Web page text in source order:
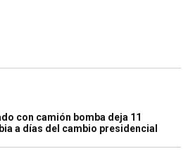
con camión bomba deja 11
a días del cambio presidencial